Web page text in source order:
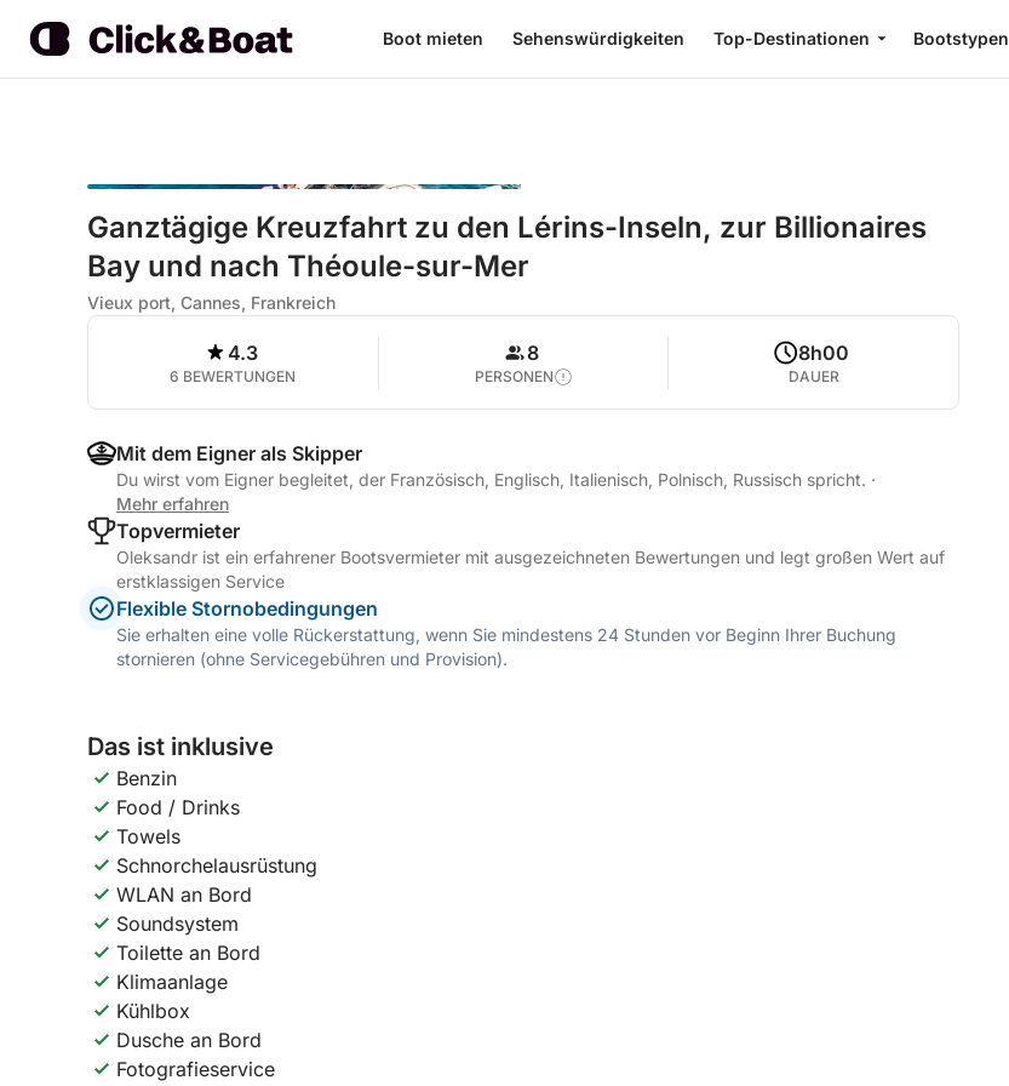
Boot mieten Sehenswürdigkeiten Top-Destinationen Bootstypen
Ganztägige Kreuzfahrt zu den Lérins-Inseln, zur Billionaires
Bay und nach Théoule-sur-Mer
Vieux port, Cannes, Frankreich
4.3
6 BEWERTUNGEN
8
PERSONEN
8h00
DAUER
Mit dem Eigner als Skipper
Du wirst vom Eigner begleitet, der Französisch, Englisch, Italienisch, Polnisch, Russisch spricht. ·
Mehr erfahren
Topvermieter
Oleksandr ist ein erfahrener Bootsvermieter mit ausgezeichneten Bewertungen und legt großen Wert auf
erstklassigen Service
Flexible Stornobedingungen
Sie erhalten eine volle Rückerstattung, wenn Sie mindestens 24 Stunden vor Beginn Ihrer Buchung
stornieren (ohne Servicegebühren und Provision).
Das ist inklusive
Benzin
Food / Drinks
Towels
Schnorchelausrüstung
WLAN an Bord
Soundsystem
Toilette an Bord
Klimaanlage
Kühlbox
Dusche an Bord
Fotografieservice